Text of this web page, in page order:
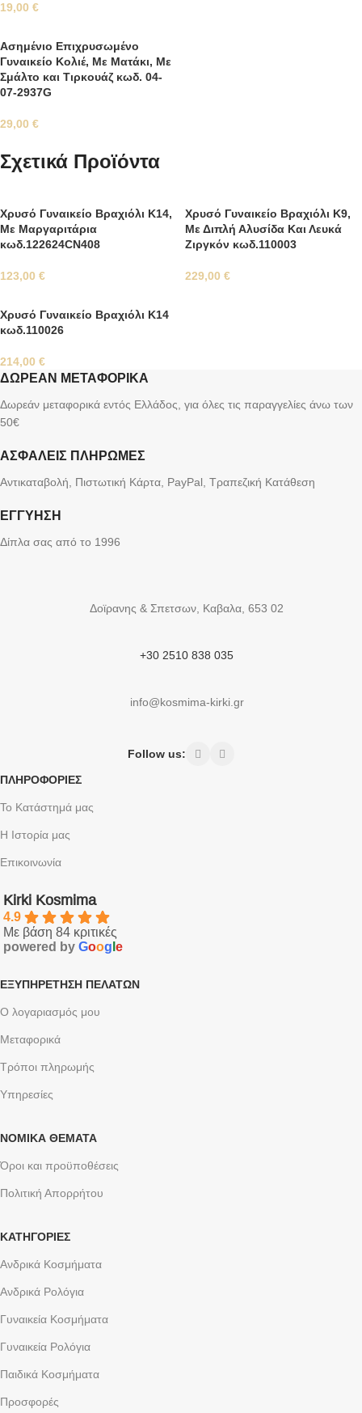
19,00 €
Ασημένιο Επιχρυσωμένο
Γυναικείο Κολιέ, Με Ματάκι, Με
Σμάλτο και Τιρκουάζ κωδ. 04-
07-2937G
29,00 €
Σχετικά Προϊόντα
Χρυσό Γυναικείο Βραχιόλι Κ14,
Με Μαργαριτάρια
κωδ.122624CN408
123,00 €
Χρυσό Γυναικείο Βραχιόλι Κ9,
Με Διπλή Αλυσίδα Και Λευκά
Ζιργκόν κωδ.110003
229,00 €
Χρυσό Γυναικείο Βραχιόλι Κ14
κωδ.110026
214,00 €
ΔΩΡΕΑΝ ΜΕΤΑΦΟΡΙΚΑ
Δωρεάν μεταφορικά εντός Ελλάδος, για όλες τις παραγγελίες άνω των
50€
ΑΣΦΑΛΕΙΣ ΠΛΗΡΩΜΕΣ
Αντικαταβολή, Πιστωτική Κάρτα, PayPal, Τραπεζική Kατάθεση
ΕΓΓΥΗΣΗ
Δίπλα σας από το 1996
Δοϊρανης & Σπετσων, Καβαλα, 653 02
+30 2510 838 035
info@kosmima-kirki.gr
Follow us:
ΠΛΗΡΟΦΟΡΙΕΣ
Το Κατάστημά μας
Η Ιστορία μας
Επικοινωνία
Kirki Kosmima
4.9
Με βάση 84 κριτικές
powered by Goog e
ΕΞΥΠΗΡΈΤΗΣΗ ΠΕΛΑΤΏΝ
Ο λογαριασμός μου
Μεταφορικά
Τρόποι πληρωμής
Υπηρεσίες
ΝΟΜΙΚΆ ΘΈΜΑΤΑ
Όροι και προϋποθέσεις
Πολιτική Απορρήτου
ΚΑΤΗΓΟΡΙΕΣ
Ανδρικά Κοσμήματα
Ανδρικά Ρολόγια
Γυναικεία Κοσμήματα
Γυναικεία Ρολόγια
Παιδικά Κοσμήματα
Προσφορές